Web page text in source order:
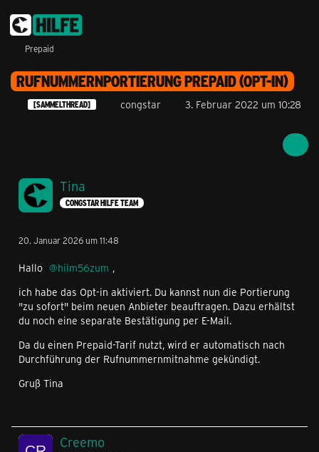
Prepaid
RUFNUMMERNPORTIERUNG PREPAID (OPT-IN)
[SAMMELTHREAD] congstar 3. Februar 2022 um 10:28
Tina
CONGSTAR HILFE TEAM
20. Januar 2026 um 11:48
Hallo hilm56zum ,
ich habe das Opt-in aktiviert. Du kannst nun die Portierung
"zu sofort" beim neuen Anbieter beauftragen. Dazu erhältst
du noch eine separate Bestätigung per E-Mail.
Da du einen Prepaid-Tarif nutzt, wird er automatisch nach
Durchführung der Rufnummernmitnahme gekündigt.
Gruß Tina
Creemo